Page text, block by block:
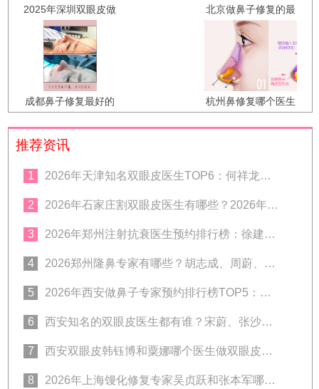
2025年深圳双眼皮做
得好的医生是哪个？
向萌娟、吕方中、秦
菲菲、张双耀？
北京做鼻子修复的最
好的医生有哪些？鼻
子修复专家预约
成都鼻子修复最好的
复专家排名
杭州鼻修复哪个医生
推荐资讯
1 2026年天津知名双眼皮医生TOP6：何祥龙、卜胜利、关迪剑、邵妍、夏红福、毕小丽:好？
2 2026年石家庄割双眼皮医生有哪些？2026年石家庄双眼皮专家预约排行榜前十名大全
3 2026年郑州注射抗衰医生预约排行榜：徐建平、张歌、赵永华、张婉霞、王妍芝、唐喜、李娟、朱怡梦哪个好？
4 2026郑州隆鼻专家有哪些？胡志成、周蔚、张海洋、王启立、张鹏、李冰谁做鼻子更好？
5 2026年西安做鼻子专家预约排行榜TOP5：曾熬、霍玉旺、房志强、蒋立、刘宝军哪个更好？
6 西安知名的双眼皮医生都有谁？宋蔚、张沙沙、韩钰博、王璇、张文军谁做双眼皮更好？
7 西安双眼皮韩钰博和粟娜哪个医生做双眼皮技术好？
8 2026年上海馒化修复专家吴贞跃和张本军哪个医生做馒化修复技术好？